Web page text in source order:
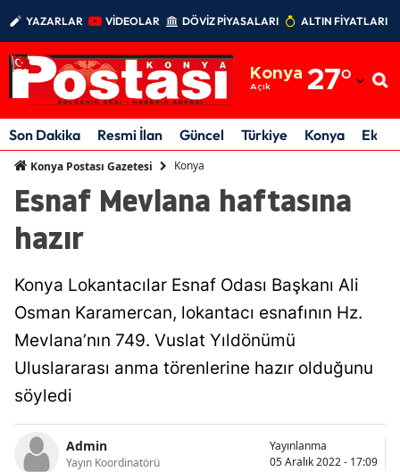
YAZARLAR VİDEOLAR DÖVİZ PİYASALARI ALTIN FİYATLARI
Konya
Açık 27°
Adıyaman
Afyonkarahisar
Amasya
Artvin
Aydın
Bingöl
Son Dakika Resmi İlan Güncel Türkiye Konya
Konya Postası Gazetesi Konya
Esnaf Mevlana haftasına
hazır
Konya Lokantacılar Esnaf Odası Başkanı Ali
Osman Karamercan, lokantacı esnafının Hz.
Mevlana’nın 749. Vuslat Yıldönümü
Uluslararası anma törenlerine hazır olduğunu
söyledi
Admin
Yayın Koordinatörü
Yayınlanma
05 Aralık 2022 - 17:09